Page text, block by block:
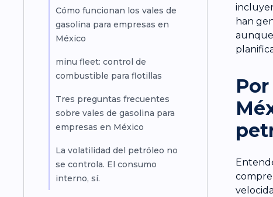
Cómo funcionan los vales de
gasolina para empresas en
México
minu fleet: control de
combustible para flotillas
Tres preguntas frecuentes
sobre vales de gasolina para
empresas en México
La volatilidad del petróleo no
se controla. El consumo
interno, sí.
han